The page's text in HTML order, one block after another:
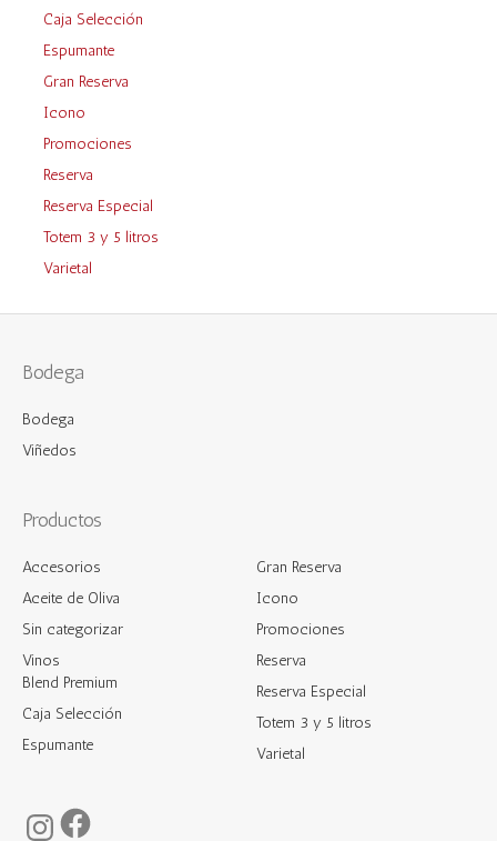
Caja Selección
Espumante
Gran Reserva
Icono
Promociones
Reserva
Reserva Especial
Totem 3 y 5 litros
Varietal
Bodega
Bodega
Viñedos
Productos
Accesorios
Aceite de Oliva
Sin categorizar
Vinos
Blend Premium
Caja Selección
Espumante
Gran Reserva
Icono
Promociones
Reserva
Reserva Especial
Totem 3 y 5 litros
Varietal
Instagram
Facebook